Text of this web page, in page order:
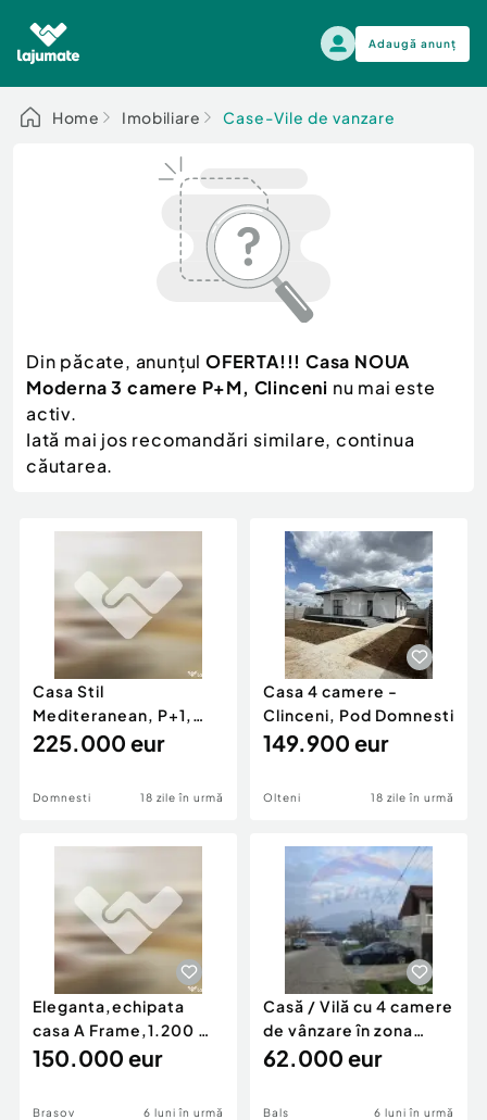
Adaugă anunț
Alege categoria
Auto, moto si ambarcatiuni
Electronice si electrocasnice
Mama si copilul
Moda si frumusete
Sport, timp liber, arta
Agro si Industrie
Afaceri și echipamente profesionale
Inchiriere Bunuri si Vehicule
Auto, moto si ambarcatiuni
Scutere - ATV - UTV
Autoutilitare
Ambarcatiuni
Camioane - Rulote - Remorci
Motociclete
Piese auto si accesorii
Home Imobiliare Case-Vile de vanzare
Din păcate, anunțul OFERTA!!! Casa NOUA
Moderna 3 camere P+M, Clinceni nu mai este
activ.
Iată mai jos recomandări similare, continua
căutarea.
Casa Stil
Mediteranean, P+1,
Domnesti, toate
225.000 eur
Domnesti 18 zile în urmă
Casa 4 camere -
Clinceni, Pod Domnesti
149.900 eur
Olteni 18 zile în urmă
Eleganta,echipata
casa A Frame,1.200 mp
teren,deschidere Pia
150.000 eur
Brasov 6 luni în urmă
Casă / Vilă cu 4 camere
de vânzare în zona
Periferie
62.000 eur
Bals 6 luni în urmă